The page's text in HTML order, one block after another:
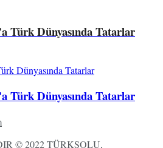
Türk Dünyasında Tatarlar
Türk Dünyasında Tatarlar
© 2022TÜRKSOLU,